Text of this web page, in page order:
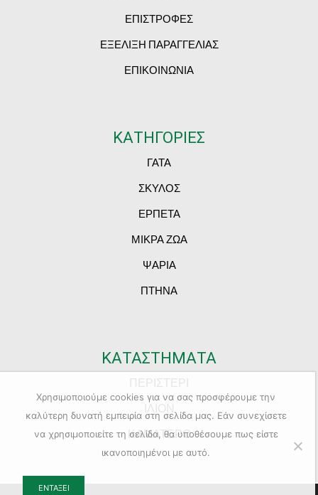
ΕΠΙΣΤΡΟΦΕΣ
ΕΞΕΛΙΞΗ ΠΑΡΑΓΓΕΛΙΑΣ
ΕΠΙΚΟΙΝΩΝΙΑ
ΚΑΤΗΓΟΡΙΕΣ
ΓΑΤΑ
ΣΚΥΛΟΣ
ΕΡΠΕΤΑ
ΜΙΚΡΑ ΖΩΑ
ΨΑΡΙΑ
ΠΤΗΝΑ
ΚΑΤΑΣΤΗΜΑΤΑ
ΚΑΜΑΤΕΡΟ
Χρησιμοποιούμε cookies για να σας προσφέρουμε την
καλύτερη δυνατή εμπειρία στη σελίδα μας. Εάν συνεχίσετε
να χρησιμοποιείτε τη σελίδα, θα υποθέσουμε πως είστε
ικανοποιημένοι με αυτό.
ΕΝΤΆΞΕΙ